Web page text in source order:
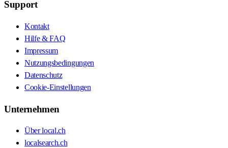
Support
Kontakt
Hilfe & FAQ
Impressum
Nutzungsbedingungen
Datenschutz
Cookie-Einstellungen
Unternehmen
Über local.ch
localsearch.ch